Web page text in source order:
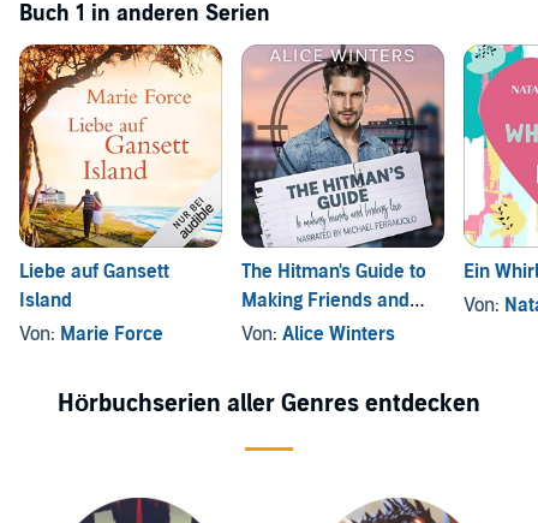
Buch 1 in anderen Serien
Liebe auf Gansett
Island
Von: Marie Force
The Hitman's Guide to
Making Friends and
Finding Love
Von: Alice Winters
Ein
Von:
Hörbuchserien aller Genres entdecken